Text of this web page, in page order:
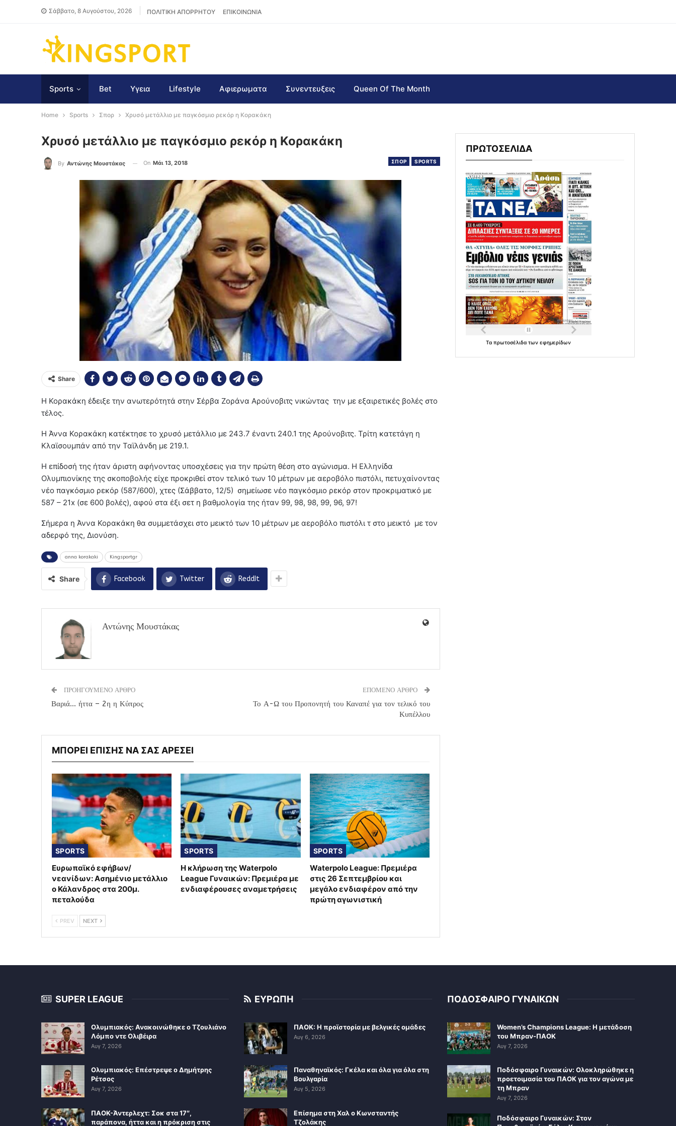
Σάββατο, 8 Αυγούστου, 2026 ΠΟΛΙΤΙΚΗ ΑΠΟΡΡΗΤΟΥ ΕΠΙΚΟΙΝΩΝΙΑ
Sports Bet Υγεια Lifestyle Αφιερωματα Συνεντευξεις Queen Of The Month
Home Sports Σπορ Χρυσό μετάλλιο με παγκόσμιο ρεκόρ η Κορακάκη
Χρυσό μετάλλιο με παγκόσμιο ρεκόρ η Κορακάκη
ΣΠΟΡ SPORTS
By Αντώνης Μουστάκας On Μάι 13, 2018
Share
Η Κορακάκη έδειξε την ανωτερότητά στην Σέρβα Ζοράνα Αρούνοβιτς νικώντας την με εξαιρετικές βολές στο
τέλος.
Η Άννα Κορακάκη κατέκτησε το χρυσό μετάλλιο με 243.7 έναντι 240.1 της Αρούνοβιτς. Τρίτη κατετάγη η
Κλαϊσουμπάν από την Ταϊλάνδη με 219.1.
Η επίδοσή της ήταν άριστη αφήνοντας υποσχέσεις για την πρώτη θέση στο αγώνισμα. Η Ελληνίδα
Ολυμπιονίκης της σκοποβολής είχε προκριθεί στον τελικό των 10 μέτρων με αεροβόλο πιστόλι, πετυχαίνοντας
νέο παγκόσμιο ρεκόρ (587/600), χτες (Σάββατο, 12/5) σημείωσε νέο παγκόσμιο ρεκόρ στον προκριματικό με
587 – 21x (σε 600 βολές), αφού στα έξι σετ η βαθμολογία της ήταν 99, 98, 98, 99, 96, 97!
Σήμερα η Άννα Κορακάκη θα συμμετάσχει στο μεικτό των 10 μέτρων με αεροβόλο πιστόλι τ στο μεικτό με τον
αδερφό της, Διονύση.
anna korakaki Kingsportgr
Share Facebook Twitter ReddIt
Αντώνης Μουστάκας
ΠΡΟΗΓΟΥΜΕΝΟ ΑΡΘΡΟ
Βαριά… ήττα – 2η η Κύπρος
ΕΠΟΜΕΝΟ ΑΡΘΡΟ
Το Α-Ω του Προπονητή του Καναπέ για τον τελικό του
Κυπέλλου
ΜΠΟΡΕΙ ΕΠΙΣΗΣ ΝΑ ΣΑΣ ΑΡΕΣΕΙ
SPORTS
Ευρωπαϊκό εφήβων/
νεανίδων: Ασημένιο μετάλλιο
ο Κάλανδρος στα 200μ.
πεταλούδα
SPORTS
Η κλήρωση της Waterpolo
League Γυναικών: Πρεμιέρα με
ενδιαφέρουσες αναμετρήσεις
SPORTS
Waterpolo League: Πρεμιέρα
στις 26 Σεπτεμβρίου και
μεγάλο ενδιαφέρον από την
πρώτη αγωνιστική
PREV NEXT
ΠΡΩΤΟΣΕΛΙΔΑ
Ταπρωτοσέλιδατωνεφημερίδων
SUPER LEAGUE
Ολυμπιακός: Ανακοινώθηκε ο Τζουλιάνο
Λόμπο ντε Ολιβέιρα
Αυγ 7, 2026
Ολυμπιακός: Επέστρεψε ο Δημήτρης
Ρέτσος
Αυγ 7, 2026
ΠΑΟΚ-Άντερλεχτ: Σοκ στα 17″,
παράπονα, ήττα και η πρόκριση στις
ΕΥΡΩΠΗ
ΠΑΟΚ: Η προϊστορία με βελγικές ομάδες
Αυγ 6, 2026
Παναθηναϊκός: Γκέλα και όλα για όλα στη
Βουλγαρία
Αυγ 5, 2026
Επίσημα στη Χαλ ο Κωνσταντής
Τζολάκης
ΠΟΔΟΣΦΑΙΡΟ ΓΥΝΑΙΚΩΝ
Women’s Champions League: Η μετάδοση
του Μπραν-ΠΑΟΚ
Αυγ 7, 2026
Ποδόσφαιρο Γυναικών: Ολοκληρώθηκε η
προετοιμασία του ΠΑΟΚ για τον αγώνα με
τη Μπραν
Αυγ 7, 2026
Ποδόσφαιρο Γυναικών: Στον